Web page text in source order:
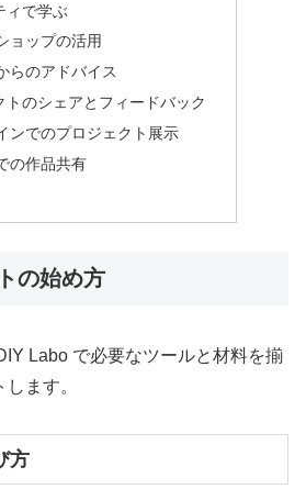
ィで学ぶ
ョップの活用
らのアドバイス
トのシェアとフィードバック
ンでのプロジェクト展示
の作品共有
の始め方
Labo で必要なツールと材料を揃
ます。
方